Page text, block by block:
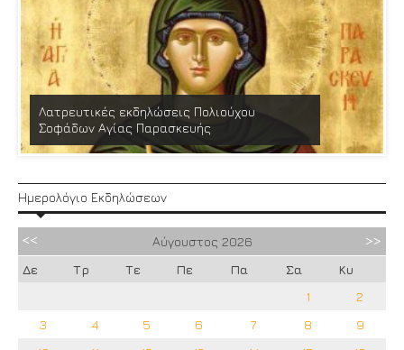
Λατρευτικές εκδηλώσεις Πολιούχου
Σοφάδων Αγίας Παρασκευής
Ημερολόγιο Εκδηλώσεων
Αύγουστος 2026
Δε
Τρ Τε Πε Πα Σα
Κυ
1
2
3
4 5 6 7 8
9